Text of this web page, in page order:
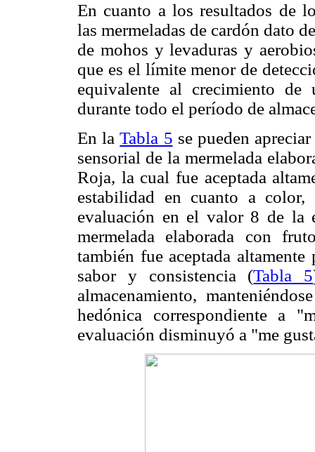
En cuanto a los resultados de
las mermeladas de cardón dato
de mohos y levaduras y
que es el límite menor de
equivalente al crecimiento de
durante todo el período de
En laTabla 5 se pueden
sensorial de la mermelada
Roja, la cual fue aceptada
estabilidad en cuanto a color,
evaluación en el valor 8 de la
mermelada elaborada con
también fue aceptada
sabor y consistencia (Tabla 5
almacenamiento,
hedónica correspondiente a
evaluación disminuyó a "me